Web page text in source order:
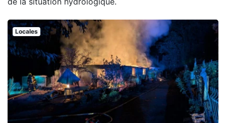
Locales